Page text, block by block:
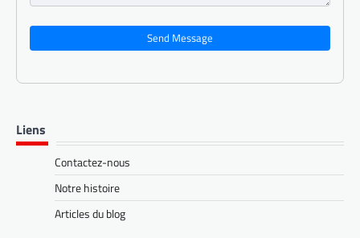
Send Message
Liens
Contactez-nous
Notre histoire
Articles du blog